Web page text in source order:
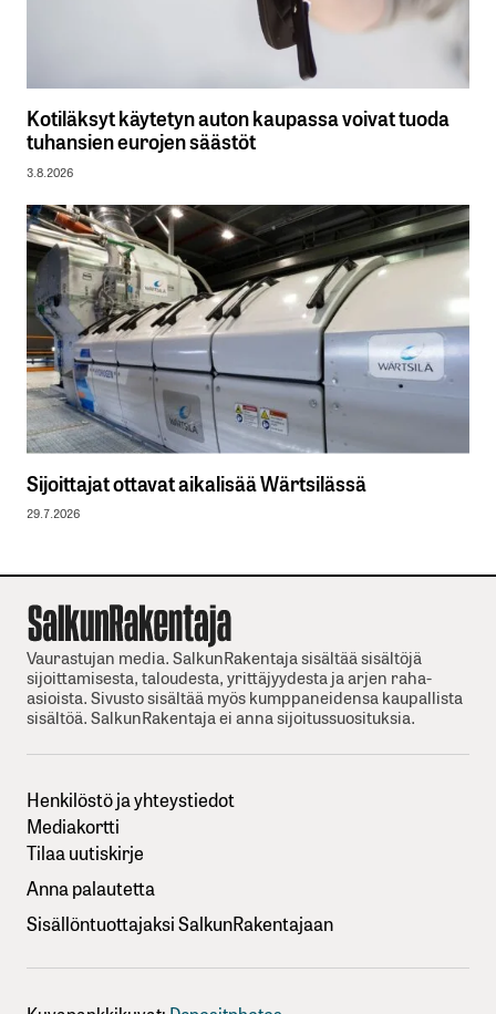
Kotiläksyt käytetyn auton kaupassa voivat tuoda
tuhansien eurojen säästöt
3.8.2026
Sijoittajat ottavat aikalisää Wärtsilässä
29.7.2026
Vaurastujan media. SalkunRakentaja sisältää sisältöjä
sijoittamisesta, taloudesta, yrittäjyydesta ja arjen raha-
asioista. Sivusto sisältää myös kumppaneidensa kaupallista
sisältöä. SalkunRakentaja ei anna sijoitussuosituksia.
Henkilöstö ja yhteystiedot
Mediakortti
Tilaa uutiskirje
Anna palautetta
Sisällöntuottajaksi SalkunRakentajaan